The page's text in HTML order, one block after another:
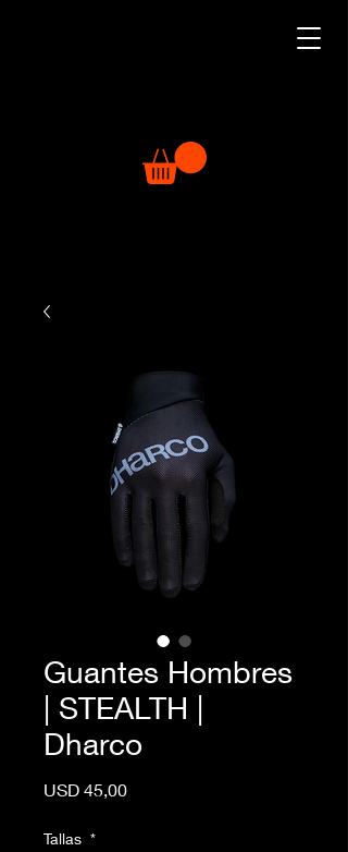
Guantes Hombres
| STEALTH |
Dharco
USD 45,00Precio
Tallas *